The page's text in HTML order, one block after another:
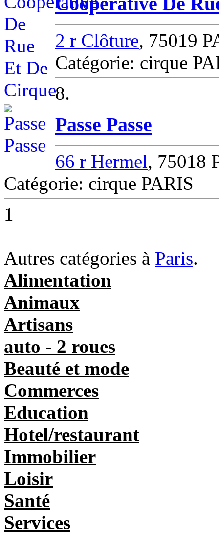
2 r Clôture, 75019
Catégorie: cirque
8.
Passe Passe
66 r Hermel, 75018
Catégorie: cirque PARIS
1
Autres catégories à Paris.
Alimentation
Animaux
Artisans
auto - 2 roues
Beauté et mode
Commerces
Education
Hotel/restaurant
Immobilier
Loisir
Santé
Services